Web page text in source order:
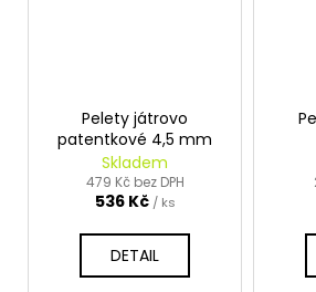
Pelety játrovo
patentkové 4,5 mm
Skladem
479 Kč bez DPH
536 Kč / ks
DETAIL